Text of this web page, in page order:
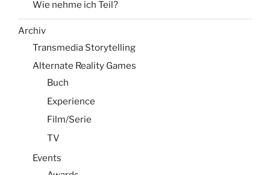
Wie nehme ich Teil?
Archiv
Transmedia Storytelling
Alternate Reality Games
Buch
Experience
Film/Serie
TV
Events